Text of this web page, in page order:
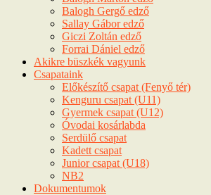
Balogh Gergő edző
Sallay Gábor edző
Giczi Zoltán edző
Forrai Dániel edző
Akikre büszkék vagyunk
Csapataink
Előkészítő csapat (Fenyő tér)
Kenguru csapat (U11)
Gyermek csapat (U12)
Óvodai kosárlabda
Serdülő csapat
Kadett csapat
Junior csapat (U18)
NB2
Dokumentumok